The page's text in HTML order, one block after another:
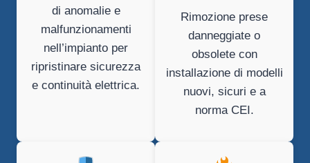
di anomalie e
malfunzionamenti
nell’impianto per
ripristinare sicurezza
e continuità elettrica.
Rimozione prese
danneggiate o
obsolete con
installazione di modelli
nuovi, sicuri e a
norma CEI.